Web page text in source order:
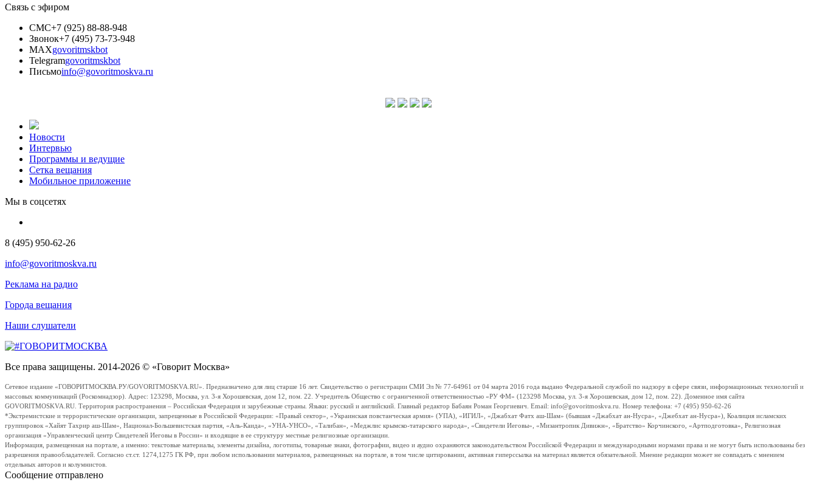
Связь с эфиром
СМС+7 (925) 88-88-948
Звонок+7 (495) 73-73-948
MAXgovoritmskbot
Telegramgovoritmskbot
Письмоinfo@govoritmoskva.ru
Новости
Интервью
Программы и ведущие
Сетка вещания
Мобильное приложение
Мы в соцсетях
8 (495) 950-62-26
info@govoritmoskva.ru
Реклама на радио
Города вещания
Наши слушатели
Все права защищены. 2014-2026 © «Говорит Москва»
Сетевое издание «ГОВОРИТМОСКВА.РУ/GOVORITMOSKVA.RU». Предназначено для лиц старше 16 лет. Свидетельство о регистрации СМИ Эл № 77-64961 от 04 марта 2016 года выдано Федеральной службой по надзору в сфере связи, информационных технологий и
массовых коммуникаций (Роскомнадзор). Адрес: 123298, Москва, ул. 3-я Хорошевская, дом 12, пом. 22. Учредитель Общество с ограниченной ответственностью «РУ ФМ» (123298 Москва, ул. 3-я Хорошевская, дом 12, пом. 22). Доменное имя сайта
GOVORITMOSKVA.RU. Территория распространения – Российская Федерация и зарубежные страны. Языки: русский и английский. Главный редактор Бабаян Роман Георгиевич. Email: info@govoritmoskva.ru. Номер телефона: +7 (495) 950-62-26
*Экстремистские и террористические организации, запрещенные в Российской Федерации: «Правый сектор», «Украинская повстанческая армия» (УПА), «ИГИЛ», «Джабхат Фатх аш-Шам» (бывшая «Джабхат ан-Нусра», «Джебхат ан-Нусра»), Коалиция исламских
группировок «Хайят Тахрир аш-Шам», Национал-Большевистская партия, «Аль-Каида», «УНА-УНСО», «Талибан», «Меджлис крымско-татарского народа», «Свидетели Иеговы», «Мизантропик Дивижн», «Братство» Корчинского, «Артподготовка», Религиозная
организация «Управленческий центр Свидетелей Иеговы в России» и входящие в ее структуру местные религиозные организации.
Информация, размещенная на портале, а именно: текстовые материалы, элементы дизайна, логотипы, товарные знаки, фотографии, видео и аудио охраняются законодательством Российской Федерации и международными нормами права и не могут быть использованы без
разрешения правообладателей. Согласно ст.ст. 1274,1275 ГК РФ, при любом использовании материалов, размещенных на портале, в том числе цитировании, активная гиперссылка на материал является обязательной. Мнение редакции может не совпадать с мнением
отдельных авторов и колумнистов.
Сообщение отправлено